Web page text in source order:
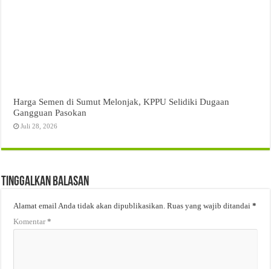
Harga Semen di Sumut Melonjak, KPPU Selidiki Dugaan
Gangguan Pasokan
Juli 28, 2026
Tinggalkan Balasan
Alamat email Anda tidak akan dipublikasikan. Ruas yang wajib ditandai*
Komentar*